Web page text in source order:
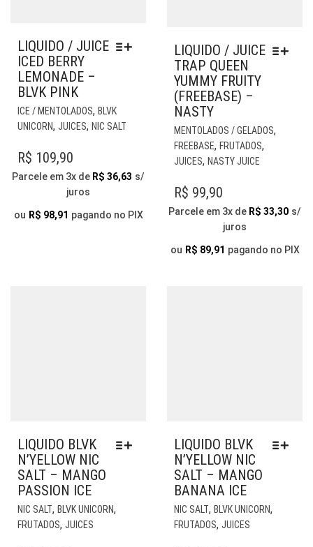
LIQUIDO / JUICE
ICED BERRY
LEMONADE –
BLVK PINK
ICE / MENTOLADOS, BLVK
UNICORN, JUICES, NIC SALT
VARIANTES.
AS
OPÇÕES
PODEM
ESCOLHIDAS
R$ 109,90
Parcele em 3x de R$ 36,63 s/
juros
ou R$ 98,91 pagando no PIX
LIQUIDO / JUICE
TRAP QUEEN
YUMMY FRUITY
(FREEBASE) –
NASTY
MENTOLADOS / GELADOS,
FREEBASE, FRUTADOS,
JUICES, NASTY JUICE
SER
R$ 99,90
Parcele em 3x de R$ 33,30 s/
juros
ou R$ 89,91 pagando no PIX
LIQUIDO BLVK
N’YELLOW NIC
SALT – MANGO
PASSION ICE
NIC SALT, BLVK UNICORN,
FRUTADOS, JUICES
PRODUTO
LIQUIDO BLVK
N’YELLOW NIC
SALT – MANGO
BANANA ICE
NIC SALT, BLVK UNICORN,
FRUTADOS, JUICES